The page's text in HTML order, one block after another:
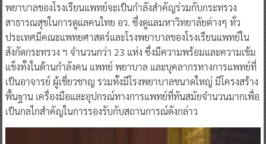
พยาบาลของโรงเรียนแพทย์จะเป็นกำลังสำคัญร่วมกับกระทรวง
สาธารณสุขในการดูแลคนไทย อว. ซึ่งดูแลมหาวิทยาลัยต่างๆ ทั่ว
ประเทศมีคณะแพทยศาสตร์และโรงพยาบาลของโรงเรียนแพทย์ใน
สังกัดกระทรวง ฯ จำนวนกว่า 23 แห่ง ซึ่งมีความพร้อมและความเข้ม
แข็งทั้งในด้านกำลังคน แพทย์ พยาบาล และบุคลากรทางการแพทย์ที่
เป็นอาจารย์ ผู้เชี่ยวชาญ รวมทั้งมีโรงพยาบาลขนาดใหญ่ มีโครงสร้าง
พื้นฐาน เครื่องมือและอุปกรณ์ทางการแพทย์ที่ทันสมัยจำนวนมากเพื่อ
เป็นกลไกสำคัญในการรองรับกับสถานการณ์ดังกล่าว